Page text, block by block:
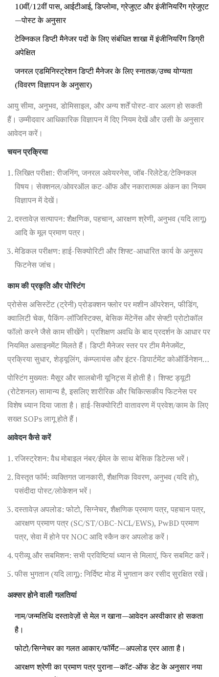
10वीं/12वीं पास, आईटीआई, डिप्लोमा, ग्रेजुएट और इंजीनियरिंग ग्रेजुएट
—पोस्ट के अनुसार
टेक्निकल डिप्टी मैनेजर पदों के लिए संबंधित शाखा में इंजीनियरिंग डिग्री
अपेक्षित
जनरल एडमिनिस्ट्रेशन डिप्टी मैनेजर के लिए स्नातक/उच्च योग्यता
(विवरण विज्ञापन के अनुसार)
आयु सीमा, अनुभव, डोमिसाइल, और अन्य शर्तें पोस्ट-वार अलग हो सकती
हैं। उम्मीदवार आधिकारिक विज्ञापन में दिए नियम देखें और उसी के अनुसार
आवेदन करें।
चयन प्रक्रिया
लिखित परीक्षा: रीजनिंग, जनरल अवेयरनेस, जॉब-रिलेटेड/टेक्निकल
विषय। सेक्शनल/ओवरऑल कट-ऑफ और नकारात्मक अंकन का नियम
विज्ञापन में देखें।
दस्तावेज़ सत्यापन: शैक्षणिक, पहचान, आरक्षण श्रेणी, अनुभव (यदि लागू)
आदि के मूल प्रमाण पत्र।
मेडिकल परीक्षण: हाई-सिक्योरिटी और शिफ्ट-आधारित कार्य के अनुरूप
फिटनेस जांच।
काम की प्रकृति और पोस्टिंग
प्रोसेस असिस्टेंट (ट्रेनी) प्रोडक्शन फ्लोर पर मशीन ऑपरेशन, फीडिंग,
क्वालिटी चेक, पैकिंग-लॉजिस्टिक्स, बेसिक मेंटेनेंस और सेफ्टी प्रोटोकॉल
फॉलो करने जैसे काम सीखेंगे। प्रशिक्षण अवधि के बाद प्रदर्शन के आधार पर
नियमित असाइनमेंट मिलते हैं। डिप्टी मैनेजर स्तर पर टीम मैनेजमेंट,
प्रक्रिया सुधार, शेड्यूलिंग, कंम्प्लायंस और इंटर-डिपार्टमेंट कोऑर्डिनेशन
प्रमुख जिम्मेदारियां रहेंगी।
पोस्टिंग मुख्यतः मैसूर और सालबोनी यूनिट्स में होती है। शिफ्ट ड्यूटी
(रोटेशनल) सामान्य है, इसलिए शारीरिक और चिकित्सकीय फिटनेस पर
विशेष ध्यान दिया जाता है। हाई-सिक्योरिटी वातावरण में प्रवेश/काम के लिए
सख्त SOPs लागू होते हैं।
आवेदन कैसे करें
रजिस्ट्रेशन: वैध मोबाइल नंबर/ईमेल के साथ बेसिक डिटेल्स भरें।
विस्तृत फॉर्म: व्यक्तिगत जानकारी, शैक्षणिक विवरण, अनुभव (यदि हो),
पसंदीदा पोस्ट/लोकेशन भरें।
दस्तावेज़ अपलोड: फोटो, सिग्नेचर, शैक्षणिक प्रमाण पत्र, पहचान पत्र,
आरक्षण प्रमाण पत्र (SC/ST/OBC-NCL/EWS), PwBD प्रमाण
पत्र, सेवा में होने पर NOC आदि स्कैन कर अपलोड करें।
प्रीव्यू और सबमिशन: सभी प्रविष्टियां ध्यान से मिलाएं, फिर सबमिट करें।
फीस भुगतान (यदि लागू): निर्दिष्ट मोड में भुगतान कर रसीद सुरक्षित रखें।
अक्सर होने वाली गलतियां
नाम/जन्मतिथि दस्तावेज़ों से मेल न खाना—आवेदन अस्वीकार हो सकता
है।
फोटो/सिग्नेचर का गलत आकार/फॉर्मेट—अपलोड एरर आता है।
आरक्षण श्रेणी का प्रमाण पत्र पुराना—कॉट-ऑफ डेट के अनुसार नया